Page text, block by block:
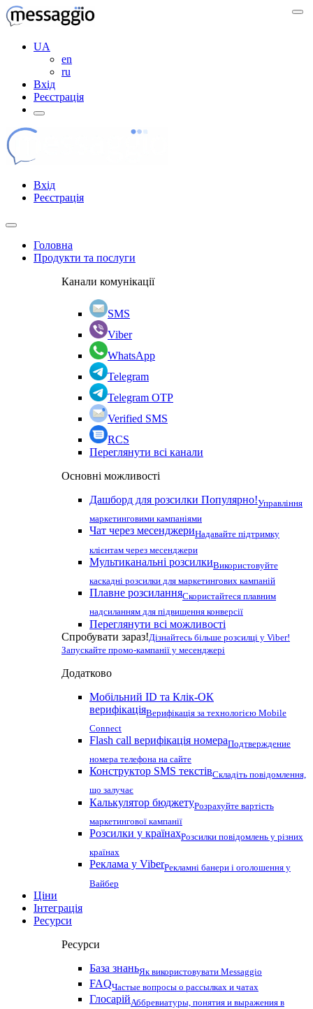
UA
en
ru
Вхід
Реєстрація
Вхід
Реєстрація
Головна
Продукти та послуги
Канали комунікації
SMS
Viber
WhatsApp
Telegram
Telegram OTP
Verified SMS
RCS
Переглянути всі канали
Основні можливості
Дашборд для розсилки Популярно!Управління
маркетинговими кампаніями
Чат через месенджериНадавайте підтримку
клієнтам через месенджери
Мультиканальні розсилкиВикористовуйте
каскадні розсилки для маркетингових кампаній
Плавне розсиланняСкористайтеся плавним
надсиланням для підвищення конверсії
Переглянути всі можливості
Спробувати зараз!Дізнайтесь більше розсилці у Viber!
Запускайте промо-кампанії у месенджері
Додатково
Мобільний ID та Клік-ОК
верифікаціяВерифікація за технологією Mobile
Connect
Flash call верифікація номераПодтверждение
номера телефона на сайте
Конструктор SMS текстівСкладіть повідомлення,
що залучає
Калькулятор бюджетуРозрахуйте вартість
маркетингової кампанії
Розсилки у країнахРозсилки повідомлень у різних
країнах
Реклама у ViberРекламні банери і оголошення у
Вайбер
Ціни
Інтеграція
Ресурси
Ресурси
База знаньЯк використовувати Messaggio
FAQЧастые вопросы о рассылках и чатах
ГлосарійАббревиатуры, понятия и выражения в